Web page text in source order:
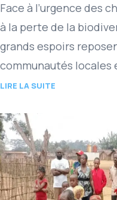
Face à l’urgence des
à la perte de la
grands espoirs
communautés locales
autochtones (CLPA)
LIRE LA SUITE